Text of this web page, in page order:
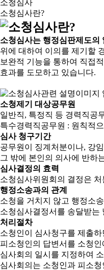
소청심사
소청심사란?
소청심사는 행정심판제도의
위에 대하여 이의를 제기할
보완적 기능을 통하여 직접
효과를 도모하고 있습니다.
소청제기 대상공무원
일반직, 특정직 등 경력직공
특수경력직공무원 : 원칙적
심사 청구기간
공무원이 징계처분이나, 강
그 밖에 본인의 의사에 반하
심사결정의 효력
소청심사위원회의 결정은
행정소송과의 관계
소청을 거치지 않고 행정소
소청심사결정서를 송달받는
처리절차
소청인이 심사청구를 제출
피소청인의 답변서를 소청
심사회의 일시를 지정하여
심사회의는 소청인과 피소